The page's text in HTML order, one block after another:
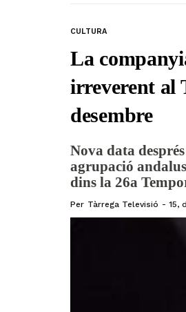
CULTURA
La
irreverent al
desembre
Nova data
agrupació
dins la 26a
Per Tàrrega Televisió 15,